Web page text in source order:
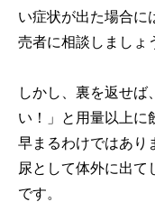
い症状が出た場合に
売者に相談しましょ
しかし、裏を返せば
い！」と用量以上に
早まるわけではあり
尿として体外に出て
です。